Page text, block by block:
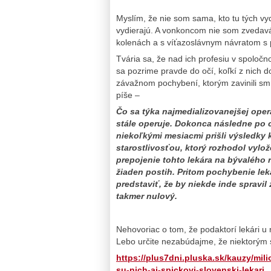
Myslím, že nie som sama, kto tu tých
vydierajú. A vonkoncom nie som
kolenách a s víťazoslávnym návratom
Tvária sa, že nad ich profesiu v
sa pozrime pravde do očí, koľkí z nich
závažnom pochybení, ktorým zavinili
píše –
Čo sa týka najmedializovanejšej
stále operuje. Dokonca následne
niekoľkými mesiacmi prišli výsledky
starostlivosťou, ktorý rozhodol
prepojenie tohto lekára na
žiaden postih. Pritom pochybenie
predstaviť, že by niekde inde
takmer nulový.
Nehovoriac o tom, že podaktorí lekári
Lebo určite nezabúdajme, že
https://plus7dni.pluska.sk/kauzy/